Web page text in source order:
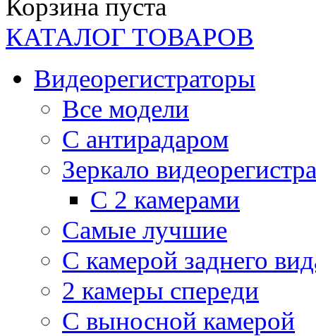
Корзина пуста
КАТАЛОГ ТОВАРОВ
Видеорегистраторы
Все модели
C антирадаром
Зеркало
С 2 камерами
Самые лучшие
С камерой заднего
2 камеры спереди
С выносной камерой